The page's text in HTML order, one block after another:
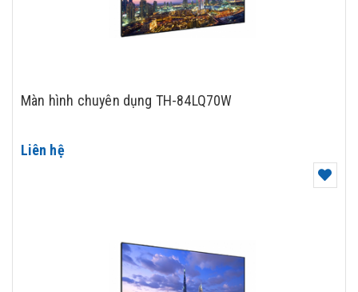
Màn hình chuyên dụng TH-84LQ70W
Liên hệ